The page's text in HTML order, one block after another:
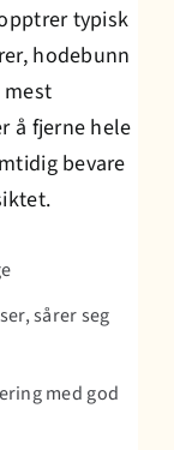
typisk
hodebunn
mest
å fjerne hele
bevare
sårer seg
med god